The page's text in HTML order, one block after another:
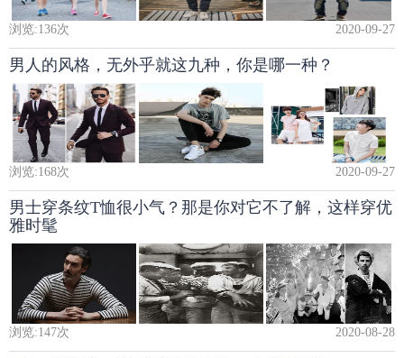
浏览:136次 2020-09-27
男人的风格，无外乎就这九种，你是哪一种？
浏览:168次 2020-09-27
男士穿条纹T恤很小气？那是你对它不了解，这样穿优
雅时髦
浏览:147次 2020-08-28